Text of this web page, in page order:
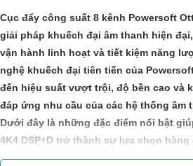
Cục đẩy công suất 8 kênh Powersoft
giải pháp khuếch đại âm thanh hiện
vận hành linh hoạt và tiết kiệm năng
nghệ khuếch đại tiên tiến của
đến hiệu suất vượt trội, độ bền cao và
đáp ứng nhu cầu của các hệ thống âm
Dưới đây là những đặc điểm nổi bật
4K4 DSP+D trở thành sự lựa chọn
âm thanh sân khấu, hội trường, trung